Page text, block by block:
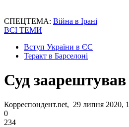
СПЕЦТЕМА: Війна в Ірані
ВСІ ТЕМИ
Вступ України в ЄС
Теракт в Барселоні
Суд заарештував
Корреспондент.net, 29 липня 2020,
0
234